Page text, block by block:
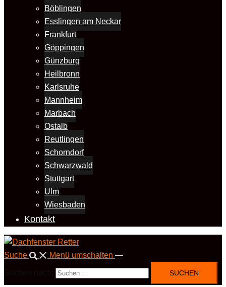
Böblingen
Esslingen am Neckar
Frankfurt
Göppingen
Günzburg
Heilbronn
Karlsruhe
Mannheim
Marbach
Ostalb
Reutlingen
Schorndorf
Schwarzwald
Stuttgart
Ulm
Wiesbaden
Kontakt
Suche Menü umschalten